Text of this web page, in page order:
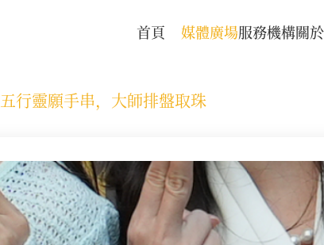
首頁 媒體廣場服務機構關
五行靈願手串，大師排盤取珠